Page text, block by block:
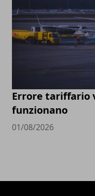
Errore tariffario
funzionano
01/08/2026